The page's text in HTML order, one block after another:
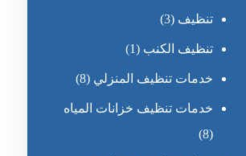
تنظيف (3)
تنظيف الكنب (1)
خدمات تنظيف المنزلي (8)
خدمات تنظيف خزانات المياه
(8)